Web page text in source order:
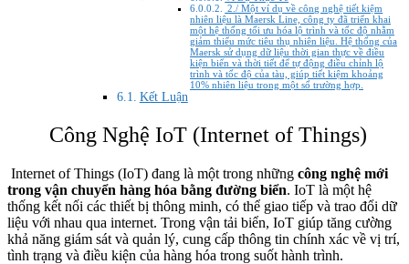
2./ Một ví dụ về công nghệ tiết kiệm
nhiên liệu là Maersk Line, công ty đã triển khai
một hệ thống tối ưu hóa lộ trình và tốc độ nhằm
giảm thiểu mức tiêu thụ nhiên liệu. Hệ thống của
Maersk sử dụng dữ liệu thời gian thực về điều
kiện biển và thời tiết để tự động điều chỉnh lộ
trình và tốc độ của tàu, giúp tiết kiệm khoảng
10% nhiên liệu trong một số trường hợp.
Kết Luận
Công Nghệ IoT (Internet of Things)
Internet of Things (IoT) đang là một trong những công nghệ mới
trong vận chuyển hàng hóa bằng đường biển. IoT là một hệ
thống kết nối các thiết bị thông minh, có thể giao tiếp và trao đổi dữ
liệu với nhau qua internet. Trong vận tải biển, IoT giúp tăng cường
khả năng giám sát và quản lý, cung cấp thông tin chính xác về vị trí,
tình trạng và điều kiện của hàng hóa trong suốt hành trình.